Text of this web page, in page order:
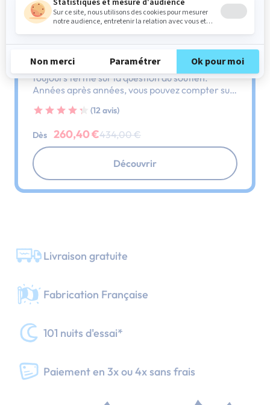
Sommier
PENCIL FERME
Comme son nom l'indique, ce sommier est
toujours ferme sur la question du soutien.
Années après années, vous pouvez compter sur
(12 avis)
Dès 260,40 €434,00 €
Découvrir
Livraison gratuite
Fabrication Française
101 nuits d'essai*
Paiement en 3x ou 4x sans frais